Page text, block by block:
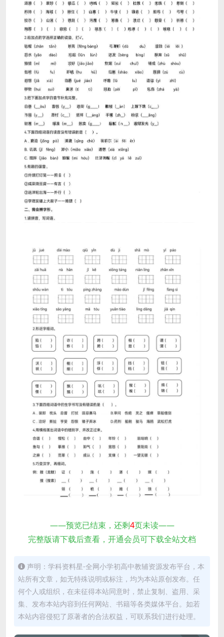
——预览已结束，还剩4页未读——
完整版请下载后查看，开通会员可下载全站文档
声明：学科资料星-全网小学初高中教辅资源发布平台，本
站所有文章，如无特殊说明或标注，均为本站原创发布。任
何个人或组织，在未征得本站同意时，禁止复制、盗用、采
集、发布本站内容到任何网站、书籍等各类媒体平台。如若
本站内容侵犯了原著者的合法权益，可联系我们进行处理。